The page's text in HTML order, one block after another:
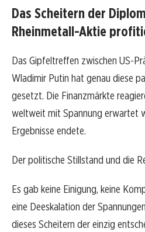
Das Scheitern der
Rheinmetall-Aktie
Das Gipfeltreffen zwischen US-
Wladimir Putin hat genau diese
gesetzt. Die Finanzmärkte
weltweit mit Spannung erwartet
Ergebnisse endete.
Der politische Stillstand und die
Es gab keine Einigung, keine
eine Deeskalation der
dieses Scheitern der einzig